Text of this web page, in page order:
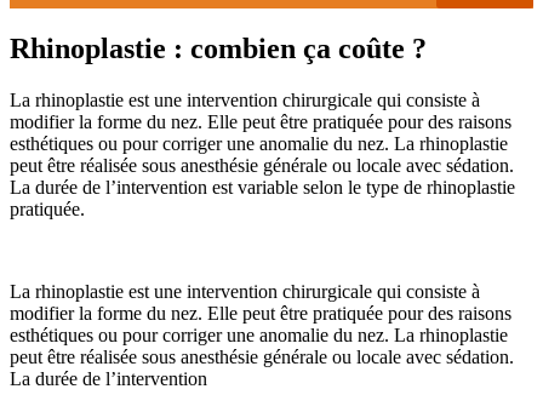
Rhinoplastie : combien ça coûte ?
La rhinoplastie est une intervention chirurgicale qui consiste à
modifier la forme du nez. Elle peut être pratiquée pour des raisons
esthétiques ou pour corriger une anomalie du nez. La rhinoplastie
peut être réalisée sous anesthésie générale ou locale avec sédation.
La durée de l’intervention est variable selon le type de rhinoplastie
pratiquée.
La rhinoplastie est une intervention chirurgicale qui consiste à
modifier la forme du nez. Elle peut être pratiquée pour des raisons
esthétiques ou pour corriger une anomalie du nez. La rhinoplastie
peut être réalisée sous anesthésie générale ou locale avec sédation.
La durée de l’intervention